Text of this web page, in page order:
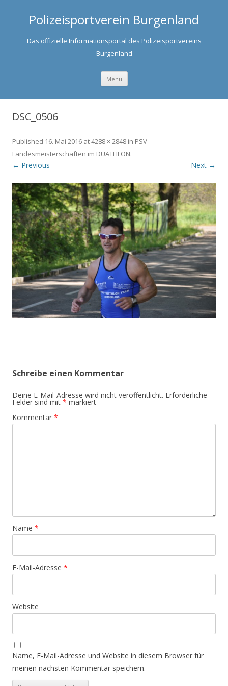
Polizeisportverein Burgenland
Das offizielle Informationsportal des Polizeisportvereins
Burgenland
Menu Skip to content
DSC_0506
Published 16. Mai 2016 at4288 × 2848 in PSV-
Landesmeisterschaften im DUATHLON.
← Previous Next →
Schreibe einen Kommentar
Deine E-Mail-Adresse wird nicht veröffentlicht. Erforderliche
Felder sind mit * markiert
Kommentar *
Name *
E-Mail-Adresse *
Website
Name, E-Mail-Adresse und Website in diesem Browser für
meinen nächsten Kommentar speichern.